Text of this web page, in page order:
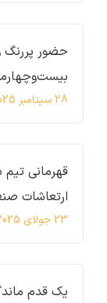
حضور پررنگ
28 سپتامبر 2025
قهرمانی
ارتعاشات
23 جولای 2025
یک قدم